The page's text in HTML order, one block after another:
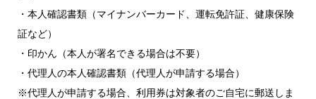
・本人確認書類（マイナンバーカード、運転免許証、健康保険
証など）
・印かん（本人が署名できる場合は不要）
・代理人の本人確認書類（代理人が申請する場合）
※代理人が申請する場合、利用券は対象者のご自宅に郵送しま